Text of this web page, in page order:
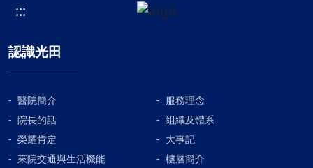
藥物為主(皮下注射-萬科
果不彰的疾病，也轉變成
類似 「高血壓」、「糖
尿病」的慢性疾病！瞭解
更多，請掛號血液腫瘤科
門診諮詢或追蹤
感恩的地方，感謝李秉學醫師協助我
:::
認識光田
醫院簡介
服務理念
院長的話
組織及體系
榮耀肯定
大事記
來院交通與生活機能
樓層簡介